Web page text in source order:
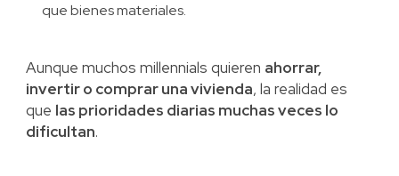
que bienes materiales.
Aunque muchos millennials quieren ahorrar,
invertir o comprar una vivienda, la realidad es
que las prioridades diarias muchas veces lo
dificultan.